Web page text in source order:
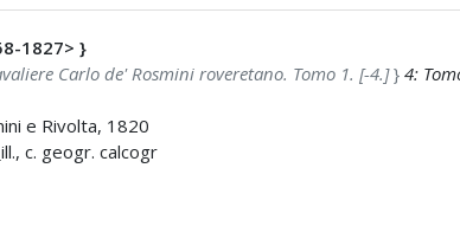
1827> }
Carlo de' Rosmini roveretano. Tomo 1. [-4.]} 4:
e Rivolta, 1820
c. geogr. calcogr